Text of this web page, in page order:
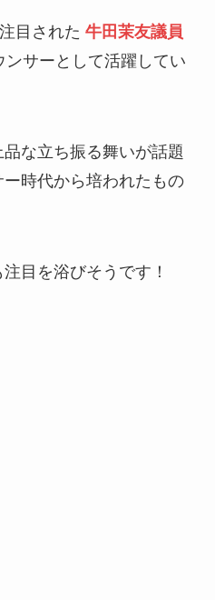
目された 牛田茉友議員
サーとして活躍してい
な立ち振る舞いが話題
時代から培われたもの
目を浴びそうです！